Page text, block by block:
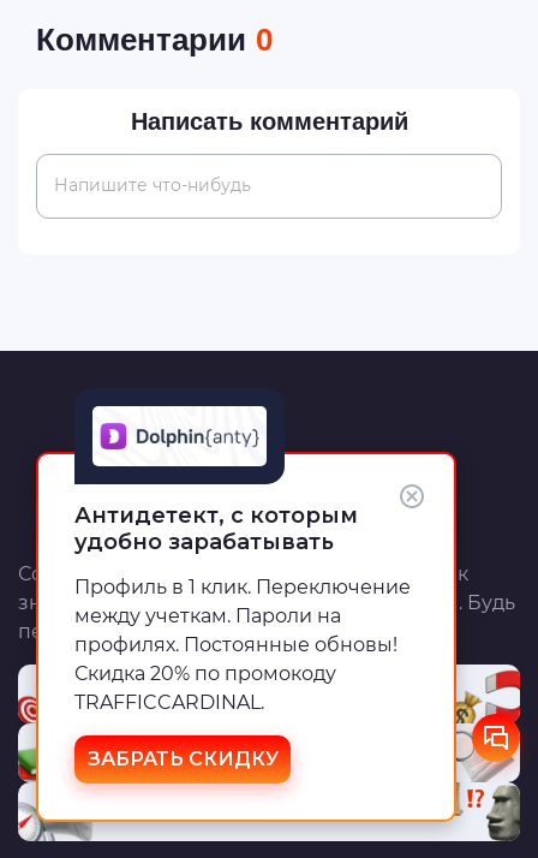
Комментарии 0
Написать комментарий
Напишите что-нибудь
Сообщество ТК — это ежедневный источник
знаний, инструменты для работы и митапы. Будь
первым!
Реклама у нас
Академия
Антидетект, с которым
удобно зарабатывать
Профиль в 1 клик. Переключение
между учеткам. Пароли на
профилях. Постоянные обновы!
Скидка 20% по промокоду
TRAFFICCARDINAL.
ЗАБРАТЬ СКИДКУ